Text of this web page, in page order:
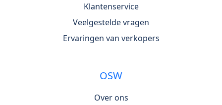
Klantenservice
Veelgestelde vragen
Ervaringen van verkopers
OSW
Over ons